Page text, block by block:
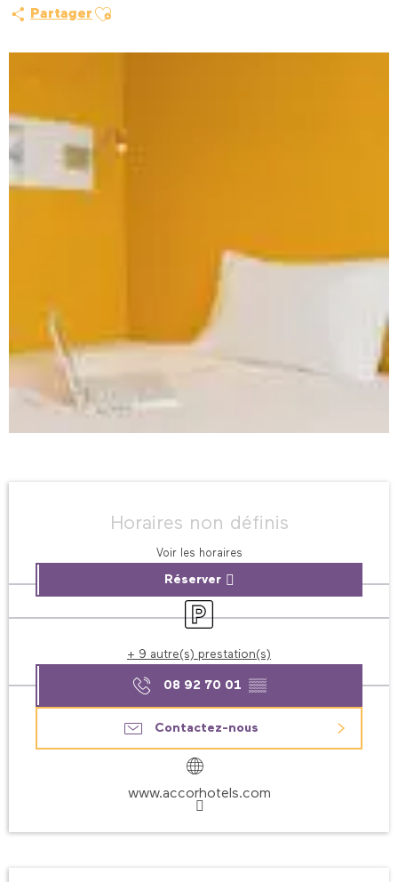
Partager Ajouter aux favoris
Horaires non définis
Voir les horaires
Réserver
Parking
+ 9 autre(s) prestation(s)
08 92 70 01 ▒▒
Contactez-nous
www.accorhotels.com